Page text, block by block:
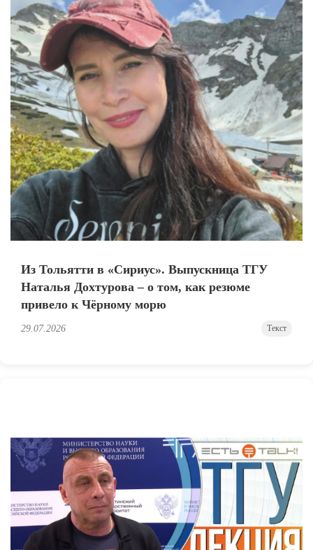
Из Тольятти в «Сириус». Выпускница ТГУ
Наталья Дохтурова – о том, как резюме
привело к Чёрному морю
29.07.2026 Текст